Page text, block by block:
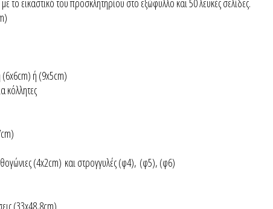
το εικαστικό του προσκλητηρίου στο εξώφυλλο και 50 λευκές σελίδες.
(6x6cm) ή (9x5cm)
κόλλητες
(4x2cm) και στρογγυλές (φ4), (φ5), (φ6)
(33x48,8cm)